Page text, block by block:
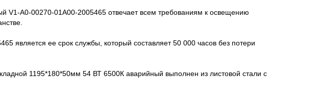
A0-00270-01A00-2005465 отвечает всем требованиям к освещению
является ее срок службы, который составляет 50 000 часов без потери
1195*180*50мм 54 ВТ 6500К аварийный выполнен из листовой стали с